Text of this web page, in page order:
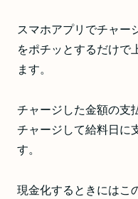
スマホアプリでチャー
をポチッとするだけで
ます。
チャージした金額の支
チャージして給料日に
す。
現金化するときにはこ